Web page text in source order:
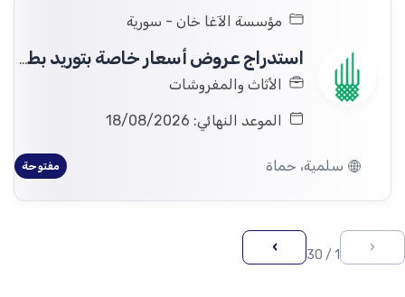
مؤسسة الآغا خان - سورية
استدراج عروض أسعار خاصة بتوريد بطانيات وفرشات إلى مستودعات مؤسسة الآغا خان في مدينة سلمية.
الأثاث والمفروشات
الموعد النهائي: 18/08/2026
سلمية، حماة مفتوحة
‹
1 / 30
›